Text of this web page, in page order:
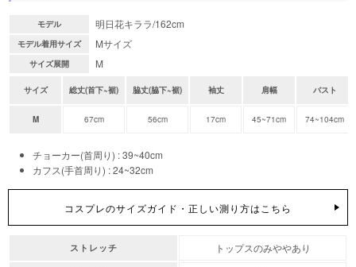
モデル 明日花キララ/162cm
モデル着用サイズ Mサイズ
サイズ展開 M
サイズ 総丈(首下~裾) 脇丈(脇下~裾) 袖丈 肩幅 バスト
M 67cm 56cm 17cm 45~71cm 74~104cm
チョーカー(首周り) : 39~40cm
カフス(手首周り) : 24~32cm
コスプレのサイズガイド・正しい測り方はこちら
ストレッチ トップスのみややあり